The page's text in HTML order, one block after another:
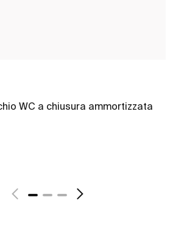
WC a chiusura ammortizzata